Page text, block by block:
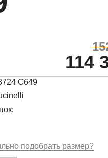
114
C649
подобрать размер?